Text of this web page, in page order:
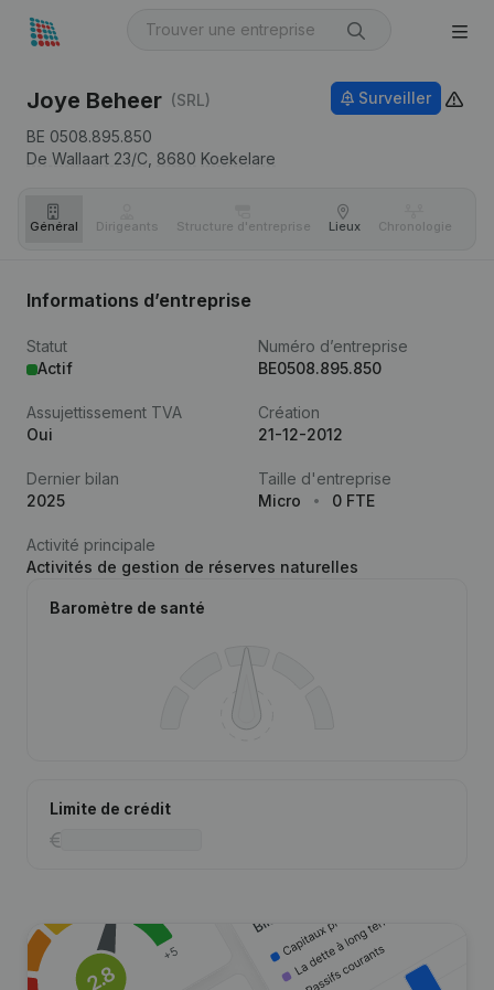
Joye Beheer (SRL)
BE 0508.895.850
De Wallaart 23/C, 8680 Koekelare
Surveiller
Général Dirigeants Structure d'entreprise Lieux Chronologie
Informations d’entreprise
Statut
Actif
Numéro d’entreprise
BE0508.895.850
Assujettissement TVA
Oui
Création
21-12-2012
Dernier bilan
2025
Taille d'entreprise
Micro
0 FTE
Activité principale
Activités de gestion de réserves naturelles
Baromètre de santé
Limite de crédit